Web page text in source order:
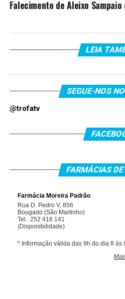
Falecimento de Aleixo
LEIA
SEGUE-NOS
@trofatv
FARMÁCIAS DE